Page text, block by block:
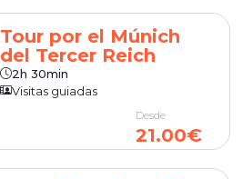
Tour por el Múnich
del Tercer Reich
2h 30min
Visitas guiadas
Desde
21.00€